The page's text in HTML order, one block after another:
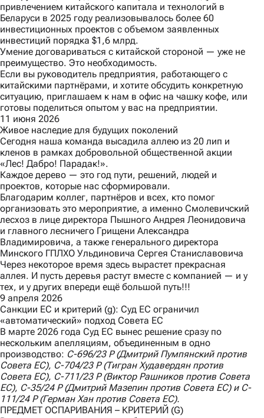
привлечением китайского капитала и технологий в
Беларуси в 2025 году реализовывалось более 60
инвестиционных проектов с объемом заявленных
инвестиций порядка $1,6 млрд.
Умение договариваться с китайской стороной — уже не
преимущество. Это необходимость.
Если вы руководитель предприятия, работающего с
китайскими партнёрами, и хотите обсудить конкретную
ситуацию, приглашаем к нам в офис на чашку кофе, или
готовы поделиться опытом у вас на предприятии.
11 июня 2026
Живое наследие для будущих поколений
Сегодня наша команда высадила аллею из 20 лип и
кленов в рамках добровольной общественной акции
«Лес! Дабро! Парадак!».
Каждое дерево — это год пути, решений, людей и
проектов, которые нас сформировали.
Благодарим коллег, партнёров и всех, кто помог
организовать это мероприятие, а именно Смолевичский
лесхоз в лице директора Пышного Андрея Леонидовича
и главного лесничего Грищени Александра
Владимировича, а также генерального директора
Минского ГПЛХО Ульдиновича Сергея Станиславовича
Через некоторое время здесь вырастет прекрасная
аллея. И пусть деревья растут вместе с компанией — и у
тех, и у других впереди ещё большой путь!!!
9 апреля 2026
Санкции ЕС и критерий (g): Суд ЕС ограничил
«автоматический» подход Совета ЕС
В марте 2026 года Суд ЕС вынес решение сразу по
нескольким апелляциям, объединенным в одно
производство: C-696/23 P(Дмитрий Пумпянский против
Совета ЕС), C-704/23 P(Тигран Худавердян против
Совета ЕС), C-711/23 P(Виктор Рашников против Совета
ЕС), C-35/24 P(Дмитрий Мазепин против Совета ЕС) и C-
111/24 P(Герман Хан против Совета ЕС).
ПРЕДМЕТ ОСПАРИВАНИЯ – КРИТЕРИЙ (G)